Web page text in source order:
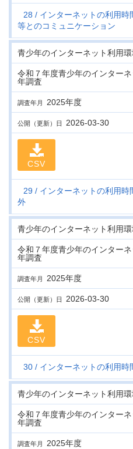
28 インターネットの利用時
等とのコミュニケーション
青少年のインターネット利用
令和７年度青少年のインター
年調査
調査年月 2025年度
公開（更新）日 2026-03-30
CSV
29 インターネットの利用時
外
青少年のインターネット利用
令和７年度青少年のインター
年調査
調査年月 2025年度
公開（更新）日 2026-03-30
CSV
30 インターネットの利用時
青少年のインターネット利用
令和７年度青少年のインター
年調査
調査年月 2025年度